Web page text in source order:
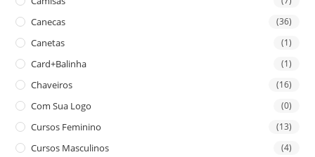
Canecas (36)
Canetas (1)
Card+Balinha (1)
Chaveiros (16)
Com Sua Logo (0)
Cursos Feminino (13)
Cursos Masculinos (4)